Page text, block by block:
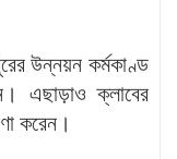
উন্নয়ন কর্মকাণ্ড
এছাড়াও ক্লাবের
করেন।